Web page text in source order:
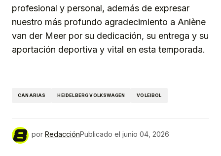
profesional y personal, además de expresar
nuestro más profundo agradecimiento a Anlène
van der Meer por su dedicación, su entrega y su
aportación deportiva y vital en esta temporada.
CANARIAS HEIDELBERG VOLKSWAGEN VOLEIBOL
por RedacciónPublicado el junio 04, 2026